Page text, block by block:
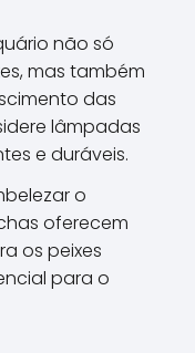
não só
mas também
das
lâmpadas
e duráveis.
o
oferecem
os peixes
para o